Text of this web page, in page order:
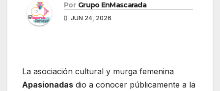
Por Grupo EnMascarada
JUN 24, 2026
La asociación cultural y murga femenina
Apasionadas dio a conocer públicamente a la